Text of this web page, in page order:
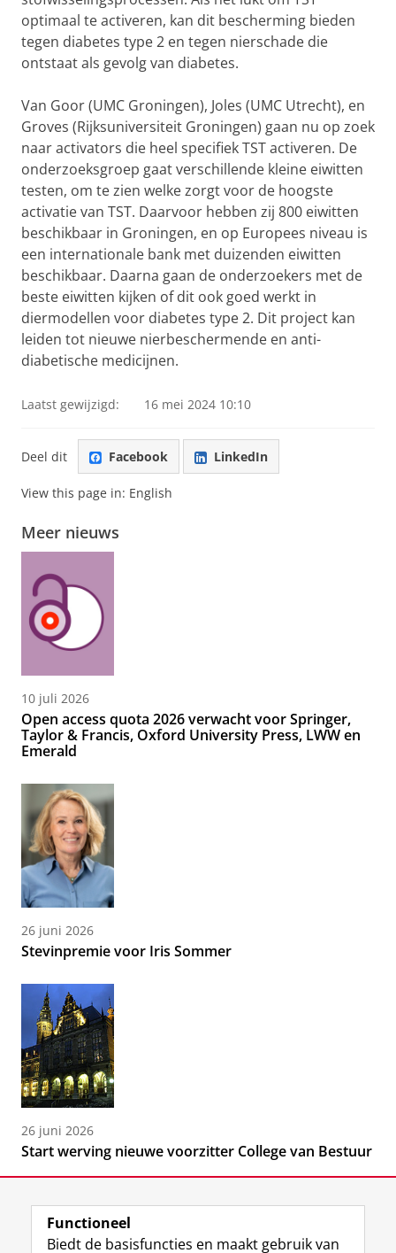
optimaal te activeren, kan dit bescherming bieden
tegen diabetes type 2 en tegen nierschade die
ontstaat als gevolg van diabetes.
Van Goor (UMC Groningen), Joles (UMC Utrecht), en
Groves (Rijksuniversiteit Groningen) gaan nu op zoek
naar activators die heel specifiek TST activeren. De
onderzoeksgroep gaat verschillende kleine eiwitten
testen, om te zien welke zorgt voor de hoogste
activatie van TST. Daarvoor hebben zij 800 eiwitten
beschikbaar in Groningen, en op Europees niveau is
een internationale bank met duizenden eiwitten
beschikbaar. Daarna gaan de onderzoekers met de
beste eiwitten kijken of dit ook goed werkt in
diermodellen voor diabetes type 2. Dit project kan
leiden tot nieuwe nierbeschermende en anti-
diabetische medicijnen.
Laatst gewijzigd: 16 mei 2024 10:10
Deel dit Facebook LinkedIn
View this page in: English
Meer nieuws
10 juli 2026
Open access quota 2026 verwacht voor Springer,
Taylor & Francis, Oxford University Press, LWW en
Emerald
26 juni 2026
Stevinpremie voor Iris Sommer
26 juni 2026
Start werving nieuwe voorzitter College van Bestuur
Functioneel
Biedt de basisfuncties en maakt gebruik van